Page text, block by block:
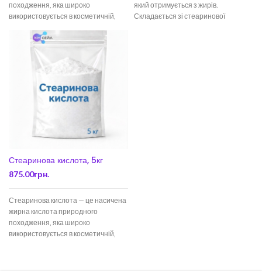
походження, яка широко
використовується в косметичній,
хімічній промисловості. Речовина
який отримується з жирів.
Складається зі стеаринової
Стеаринова кислота, 5кг
875.00грн.
Стеаринова кислота — це насичена
жирна кислота природного
походження, яка широко
використовується в косметичній,